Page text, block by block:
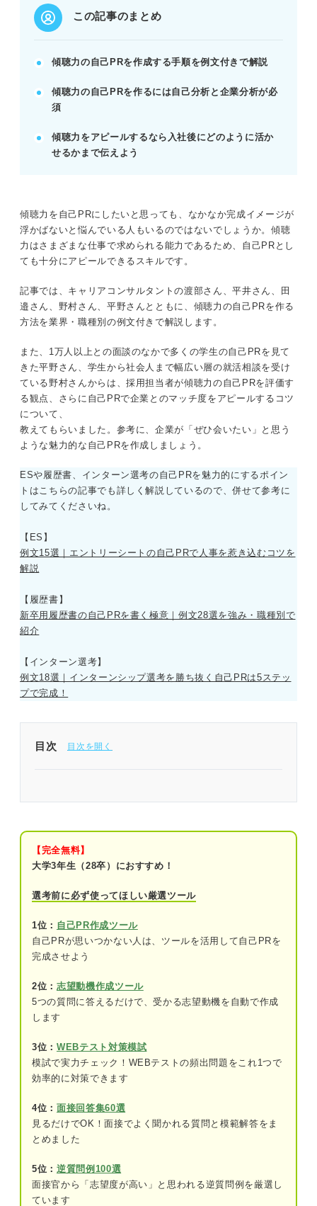
る。
課題解決や行動につながる傾聴力を示す。
例：顧客の声から課題を発見し、新フォーマットで
好印象を残せる自己PR「傾聴力」の作成方法
傾聴力の自己PRを伝える3ステップ
そもそも傾聴力ってどんな力？
※AIの特性上、間違いが含まれている場合があります。記事本文
と併せてご確認ください。
この記事のまとめ
傾聴力の自己PRを作成する手順を例文付きで解説
傾聴力の自己PRを作るには自己分析と企業分析が必
須
傾聴力をアピールするなら入社後にどのように活か
せるかまで伝えよう
傾聴力を自己PRにしたいと思っても、なかなか完成イメージが
浮かばないと悩んでいる人もいるのではないでしょうか。傾聴
力はさまざまな仕事で求められる能力であるため、自己PRとし
ても十分にアピールできるスキルです。
記事では、キャリアコンサルタントの渡部さん、平井さん、田
邉さん、野村さん、平野さんとともに、傾聴力の自己PRを作る
方法を業界・職種別の例文付きで解説します。
また、1万人以上との面談のなかで多くの学生の自己PRを見て
きた平野さん、学生から社会人まで幅広い層の就活相談を受け
ている野村さんからは、採用担当者が傾聴力の自己PRを評価す
る観点、さらに自己PRで企業とのマッチ度をアピールするコツ
について、
教えてもらいました。参考に、企業が「ぜひ会いたい」と思う
ような魅力的な自己PRを作成しましょう。
ESや履歴書、インターン選考の自己PRを魅力的にするポイン
トはこちらの記事でも詳しく解説しているので、併せて参考に
してみてくださいね。
【ES】
例文15選｜エントリーシートの自己PRで人事を惹き込むコツを
解説
【履歴書】
新卒用履歴書の自己PRを書く極意｜例文28選を強み・職種別で
紹介
【インターン選考】
例文18選｜インターンシップ選考を勝ち抜く自己PRは5ステッ
プで完成！
目次
③企業の求める人物像と自分の強みが重な
傾聴力の自己PRを伝える3ステップ
①自分の強みが傾聴力であることを簡潔に
②傾聴力を発揮したエピソードを盛り込む
業界・職種別！ 傾聴力をアピールする自己PR例文
11選
例文①「IT業界」の自己PR例文
例文③「食品業界」の自己PR例文
【完全無料】
大学3年生（28卒）におすすめ！
選考前に必ず使ってほしい厳選ツール
1位： 自己PR作成ツール
自己PRが思いつかない人は、ツールを活用して自己PRを
完成させよう
2位： 志望動機作成ツール
5つの質問に答えるだけで、受かる志望動機を自動で作成
します
3位： WEBテスト対策模試
模試で実力チェック！WEBテストの頻出問題をこれ1つで
効率的に対策できます
4位： 面接回答集60選
見るだけでOK！面接でよく聞かれる質問と模範解答をま
とめました
5位： 逆質問例100選
面接官から「志望度が高い」と思われる逆質問例を厳選し
ています
①自己分析で傾聴力を具体化する
③企業の求める人物像と自分の強みが重なる点をアピールする